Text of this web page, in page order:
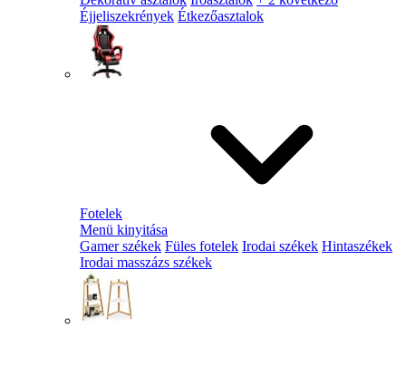
Éjjeliszekrények Étkezőasztalok
Fotelek
Menü kinyitása
Gamer székek Füles fotelek Irodai székek Hintaszékek
Irodai masszázs székek